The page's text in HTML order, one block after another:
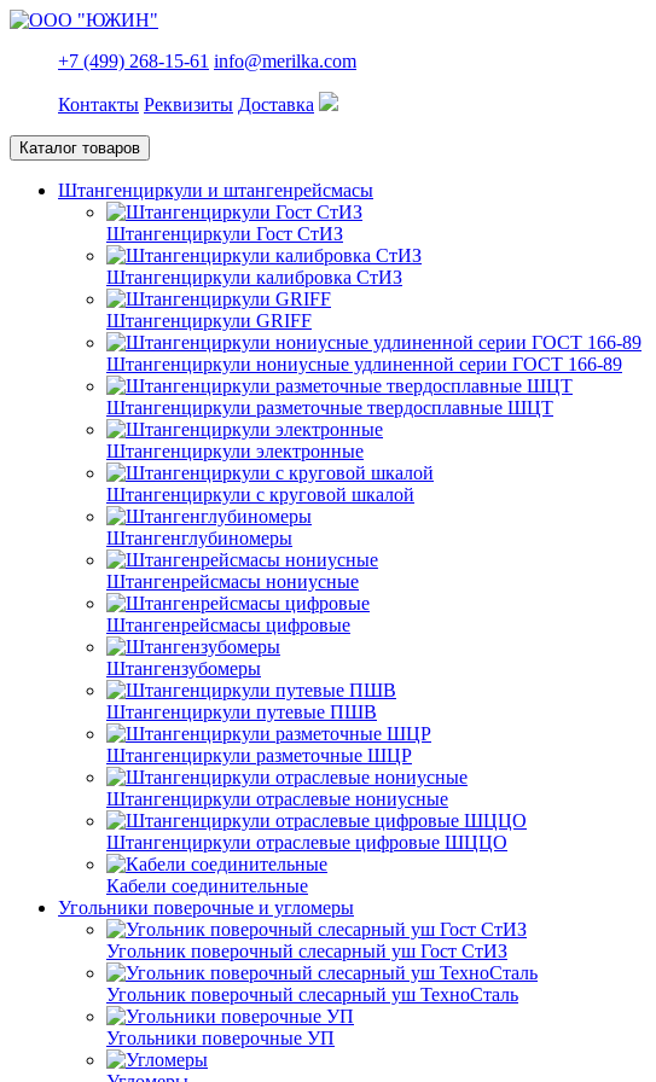
+7 (499) 268-15-61 info@merilka.com
Контакты Реквизиты Доставка
Каталог товаров
Штангенциркули и штангенрейсмасы
Штангенциркули Гост СтИЗ
Штангенциркули калибровка СтИЗ
Штангенциркули GRIFF
Штангенциркули нониусные удлиненной серии ГОСТ 166-89
Штангенциркули разметочные твердосплавные ШЦТ
Штангенциркули электронные
Штангенциркули с круговой шкалой
Штангенглубиномеры
Штангенрейсмасы нониусные
Штангенрейсмасы цифровые
Штангензубомеры
Штангенциркули путевые ПШВ
Штангенциркули разметочные ШЦР
Штангенциркули отраслевые нониусные
Штангенциркули отраслевые цифровые ШЦЦО
Кабели соединительные
Угольники поверочные и угломеры
Угольник поверочный слесарный уш Гост СтИЗ
Угольник поверочный слесарный уш ТехноСталь
Угольники поверочные УП